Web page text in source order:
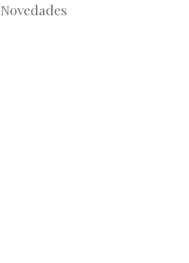
Novedades